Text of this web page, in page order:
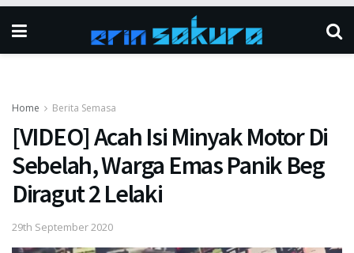
Home Berita Semasa
[VIDEO] Acah Isi Minyak Motor Di
Sebelah, Warga Emas Panik Beg
Diragut 2 Lelaki
29th September 2020